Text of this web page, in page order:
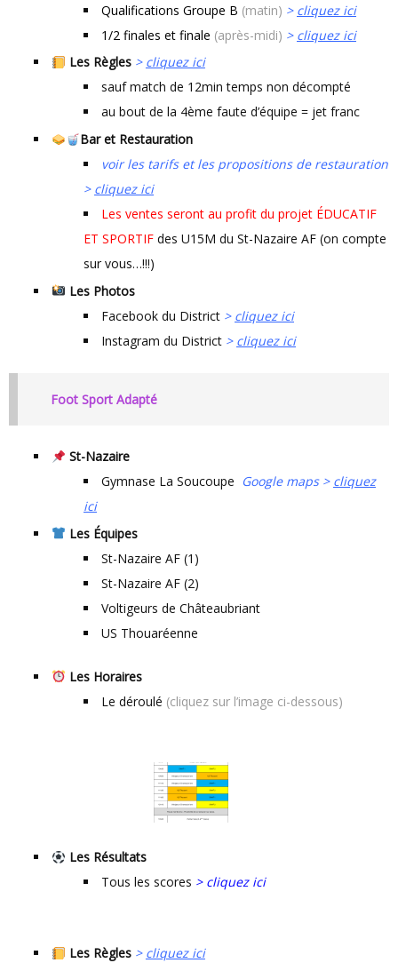
Qualifications Groupe B (matin) > cliquez ici
1/2 finales et finale (après-midi) > cliquez ici
Les Règles > cliquez ici
sauf match de 12min temps non décompté
au bout de la 4ème faute d’équipe = jet franc
Bar et Restauration
voir les tarifs et les propositions de restauration
> cliquez ici
Les ventes seront au profit du projet ÉDUCATIF
ET SPORTIF des U15M du St-Nazaire AF (on compte
sur vous…!!!)
Les Photos
Facebook du District > cliquez ici
Instagram du District > cliquez ici
Foot Sport Adapté
St-Nazaire
Gymnase La Soucoupe Google maps > cliquez
ici
Les Équipes
St-Nazaire AF (1)
St-Nazaire AF (2)
Voltigeurs de Châteaubriant
US Thouaréenne
Les Horaires
Le déroulé (cliquez sur l’image ci-dessous)
Les Résultats
Tous les scores > cliquez ici
Les Règles > cliquez ici